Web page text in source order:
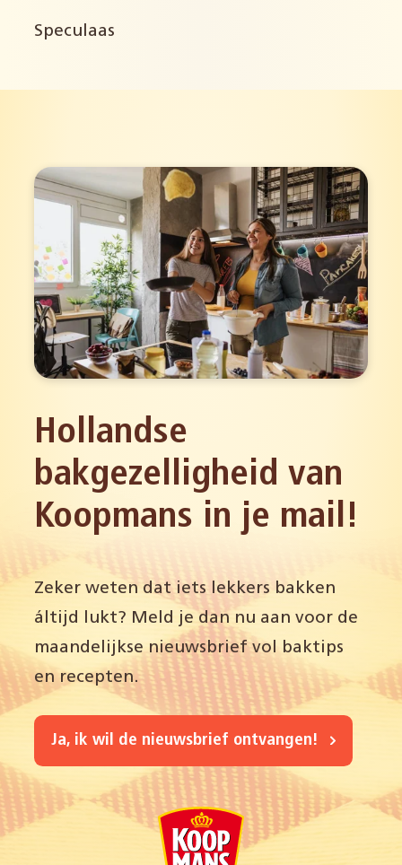
Speculaas
Hollandse
bakgezelligheid van
Koopmans in je mail!
Zeker weten dat iets lekkers bakken
áltijd lukt? Meld je dan nu aan voor de
maandelijkse nieuwsbrief vol baktips
en recepten.
Ja, ik wil de nieuwsbrief ontvangen!